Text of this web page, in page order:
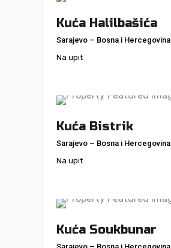
Kuća Halilbašića
Sarajevo – Bosna i Hercegovina
Na upit
Kuća Bistrik
Sarajevo – Bosna i Hercegovina
Na upit
Kuća Soukbunar